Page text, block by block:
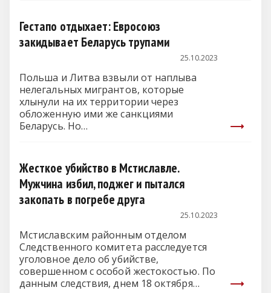
Гестапо отдыхает: Евросоюз
закидывает Беларусь трупами
25.10.2023
Польша и Литва взвыли от наплыва
нелегальных мигрантов, которые
хлынули на их территории через
обложенную ими же санкциями
Беларусь. Но…
Жесткое убийство в Мстиславле.
Мужчина избил, поджег и пытался
закопать в погребе друга
25.10.2023
Мстиславским районным отделом
Следственного комитета расследуется
уголовное дело об убийстве,
совершенном с особой жестокостью. По
данным следствия, днем 18 октября…